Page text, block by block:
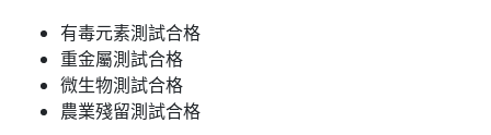
有毒元素測試合格
重金屬測試合格
微生物測試合格
農業殘留測試合格